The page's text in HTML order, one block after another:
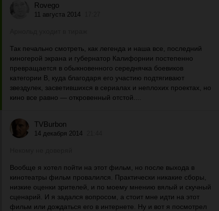
Rovego
11 августа 2014
Так печально смотреть, как легенда и наша все, последний
киногерой экрана и губернатор Калифорнии постепенно
превращается в обыкновенного середнячка боевиков
категории B, куда благодаря его участию подтягивают
звездулек, засветившихся в сериалах и неплохих проектах, но
кино все равно — откровенный отстой....
TVBurbon
14 декабря 2014
Вообще я хотел пойти на этот фильм, но после выхода в
кинотеатры фильм провалился. Практически никакие сборы,
низкие оценки зрителей, и по моему мнению вялый и скучный
сценарий. И я задался вопросом, а стоит мне идти на этот
фильм или дождаться его в интернете. Ну и вот я посмотрел